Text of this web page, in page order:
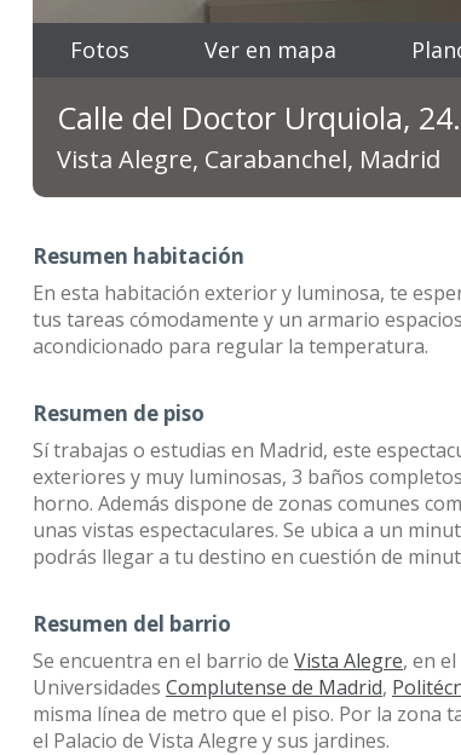
Fotos Ver en mapa
Calle del Doctor Urquiola,
Vista Alegre, Carabanchel, Madrid
Resumen habitación
En esta habitación exterior y luminosa, te
tus tareas cómodamente y un armario
acondicionado para regular la temperatura.
Resumen de piso
Sí trabajas o estudias en Madrid, este
exteriores y muy luminosas, 3 baños
horno. Además dispone de zonas comunes
unas vistas espectaculares. Se ubica a un
podrás llegar a tu destino en cuestión de
Resumen del barrio
Se encuentra en el barrio de Vista Alegre, en
Universidades Complutense de Madrid,
misma línea de metro que el piso. Por la
el Palacio de Vista Alegre y sus jardines.